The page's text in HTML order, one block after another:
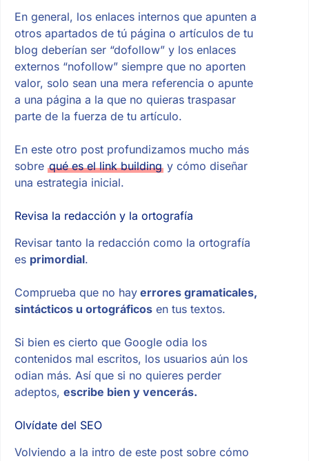
En general, los enlaces internos que apunten a
otros apartados de tú página o artículos de tu
blog deberían ser “dofollow” y los enlaces
externos “nofollow” siempre que no aporten
valor, solo sean una mera referencia o apunte
a una página a la que no quieras traspasar
parte de la fuerza de tu artículo.
En este otro post profundizamos mucho más
sobre qué es el link buildingy cómo diseñar
una estrategia inicial.
Revisa la redacción y la ortografía
Revisar tanto la redacción como la ortografía
es primordial.
Comprueba que no hayerrores gramaticales,
sintácticos u ortográficosen tus textos.
Si bien es cierto que Google odia los
contenidos mal escritos, los usuarios aún los
odian más. Así que si no quieres perder
adeptos, escribe bien y vencerás.
Olvídate del SEO
Volviendo a la intro de este post sobre cómo